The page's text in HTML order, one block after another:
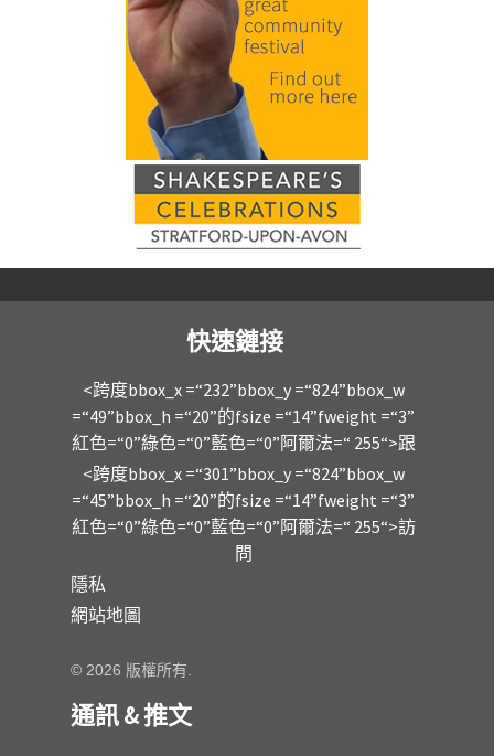
快速鏈接
<跨度bbox_x =“232”bbox_y =“824”bbox_w
=“49”bbox_h =“20”的fsize =“14”fweight =“3”
紅色=“0”綠色=“0”藍色=“0”阿爾法=“ 255“>跟
<跨度bbox_x =“301”bbox_y =“824”bbox_w
=“45”bbox_h =“20”的fsize =“14”fweight =“3”
紅色=“0”綠色=“0”藍色=“0”阿爾法=“ 255“>訪
問
隱私
網站地圖
© 2026 版權所有.
通訊 & 推文